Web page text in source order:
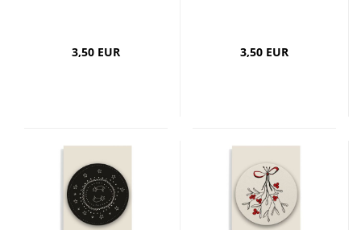
3,50 EUR 3,50 EUR